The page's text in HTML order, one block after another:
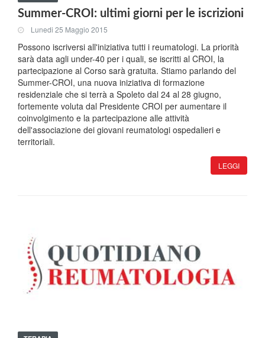
Summer-CROI: ultimi giorni per le iscrizioni
Lunedi 25 Maggio 2015
Possono iscriversi all'iniziativa tutti i reumatologi. La priorità
sarà data agli under-40 per i quali, se iscritti al CROI, la
partecipazione al Corso sarà gratuita. Stiamo parlando del
Summer-CROI, una nuova iniziativa di formazione
residenziale che si terrà a Spoleto dal 24 al 28 giugno,
fortemente voluta dal Presidente CROI per aumentare il
coinvolgimento e la partecipazione alle attività
dell'associazione dei giovani reumatologi ospedalieri e
territoriali.
LEGGI